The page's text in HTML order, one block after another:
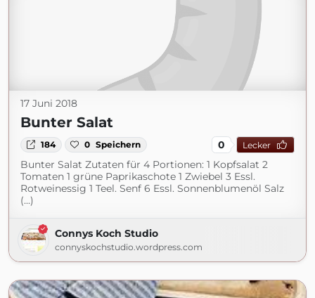
17 Juni 2018
Bunter Salat
184 0 Speichern 0 Lecker
Bunter Salat Zutaten für 4 Portionen: 1 Kopfsalat 2
Tomaten 1 grüne Paprikaschote 1 Zwiebel 3 Essl.
Rotweinessig 1 Teel. Senf 6 Essl. Sonnenblumenöl Salz
(...)
Connys Koch Studio
connyskochstudio.wordpress.com